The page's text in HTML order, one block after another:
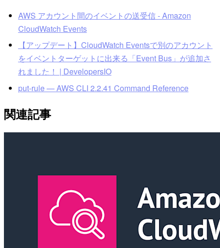
AWS アカウント間のイベントの送受信 - Amazon
CloudWatch Events
【アップデート】CloudWatch Eventsで別のアカウント
をイベントターゲットに出来る「Event Bus」が追加さ
れました！ | DevelopersIO
put-rule — AWS CLI 2.2.41 Command Reference
関連記事